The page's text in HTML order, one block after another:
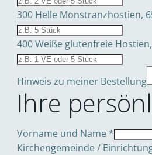
300 Helle Monstranzhostien,
400 Weiße glutenfreie
Hinweis zu meiner Bestellung
Ihre
Vorname und Name *
Kirchengemeinde /